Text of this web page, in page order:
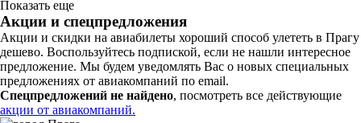
Показать еще
Акции и спецпредложения
Акции и скидки на авиабилеты хороший способ улететь в Прагу
дешево. Воспользуйтесь подпиской, если не нашли интересное
предложение. Мы будем уведомлять Вас о новых специальных
предложениях от авиакомпаний по email.
Спецпредложений не найдено, посмотреть все действующие
акции от авиакомпаний.